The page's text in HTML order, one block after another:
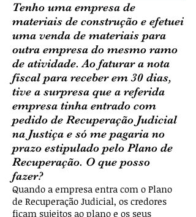
Tenho uma empresa de
materiais de construção e efetuei
uma venda de materiais para
outra empresa do mesmo ramo
de atividade. Ao faturar a nota
fiscal para receber em 30 dias,
tive a surpresa que a referida
empresa tinha entrado com
pedido de Recuperação Judicial
na Justiça e só me pagaria no
prazo estipulado pelo Plano de
Recuperação. O que posso
fazer?
Quando a empresa entra com o Plano
de Recuperação Judicial, os credores
ficam sujeitos ao plano e os seus